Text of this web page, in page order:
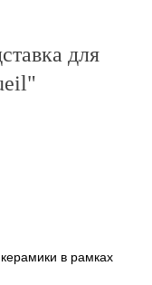
для
в рамках